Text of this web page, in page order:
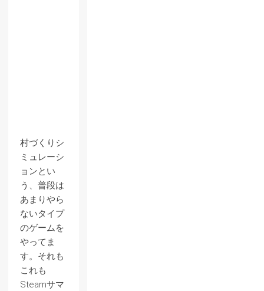
村づくりシ
ミュレーシ
ョンとい
う、普段は
あまりやら
ないタイプ
のゲームを
やってま
す。それも
これも
Steamサマ